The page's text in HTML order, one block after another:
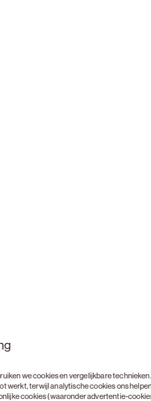
we cookies en vergelijkbare
werkt, terwijl analytische cookies ons
cookies (waaronder advertentie-